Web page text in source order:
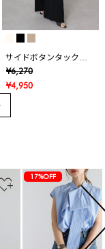
サイドボタンタックワ
イドパンツ
¥6,270
¥4,950
17%OFF